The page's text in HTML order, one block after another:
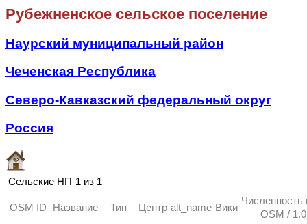
Рубежненское сельское поселение
Наурский муниципальный район
Чеченская Республика
Северо-Кавказский федеральный округ
Россия
Сельские НП 1 из 1
OSM ID Название Тип Центр alt_name Вики
Численность
OSM /